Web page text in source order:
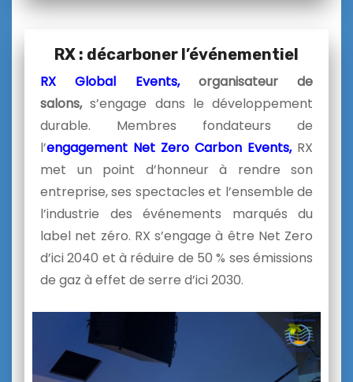
RX : décarboner l’événementiel
RX Global Events,organisateur de
salons,s’engage dans le développement
durable. Membres fondateurs de
l’engagement Net Zero Carbon Events,RX
met un point d’honneur à rendre son
entreprise, ses spectacles et l’ensemble de
l’industrie des événements marqués du
label net zéro. RX s’engage à être Net Zero
d’ici 2040 et à réduire de 50 % ses émissions
de gaz à effet de serre d’ici 2030.